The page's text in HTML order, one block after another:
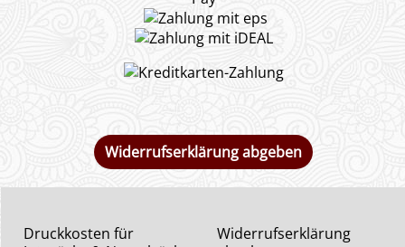
Widerrufserklärung abgeben
Widerrufserklärung
Druckkosten für